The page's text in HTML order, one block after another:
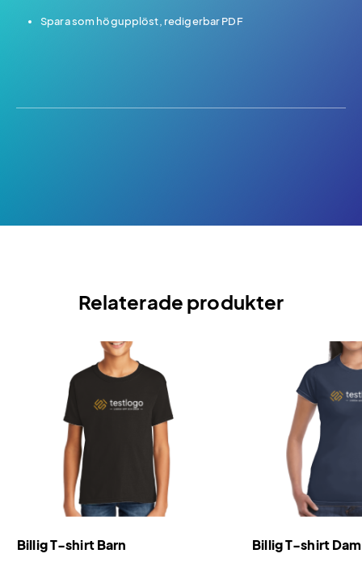
Spara som högupplöst, redigerbar PDF
Relaterade produkter
Billig T-shirt Barn Billig T-shirt Dam